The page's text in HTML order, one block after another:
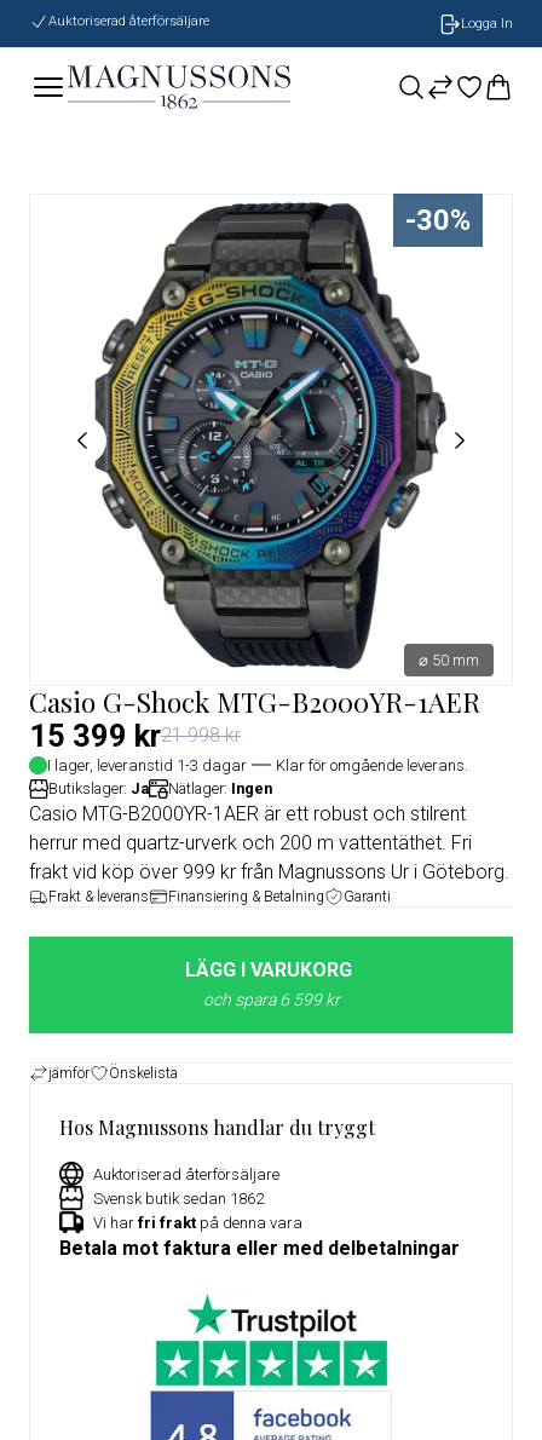
Auktoriserad återförsäljare Logga In
-30%
⌀ 50 mm
Casio G-Shock MTG-B2000YR-1AER
15 399 kr21 998 kr
I lager, leveranstid 1-3 dagar
Klar för omgående leverans.
Butikslager: Ja Nätlager: Ingen
Casio MTG-B2000YR-1AER är ett robust och stilrent
herrur med quartz-urverk och 200 m vattentäthet. Fri
frakt vid köp över 999 kr från Magnussons Ur i Göteborg.
Frakt & leverans Finansiering & Betalning Garanti
LÄGG I VARUKORG
och spara 6 599 kr
jämför Önskelista
Hos Magnussons handlar du tryggt
Auktoriserad återförsäljare
Svensk butik sedan 1862
Vi har fri frakt på denna vara
Betala mot faktura eller med delbetalningar